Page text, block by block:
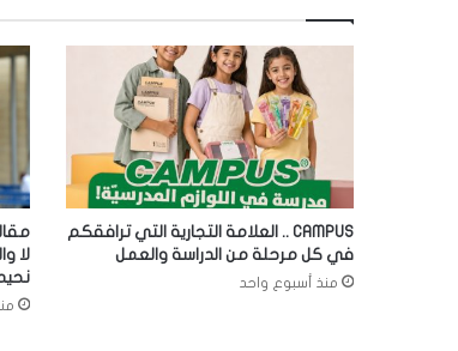
CAMPUS .. العلامة التجارية التي ترافقكم
في كل مرحلة من الدراسة والعمل
منذ أسبوع واحد
لا